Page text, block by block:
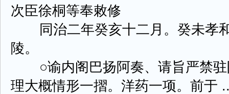
次臣徐桐等奉敕修
同治二年癸亥十二月。癸未孝
陵。
○谕内阁巴扬阿奏、请旨严禁驻
理大概情形一摺。洋药一项。前于